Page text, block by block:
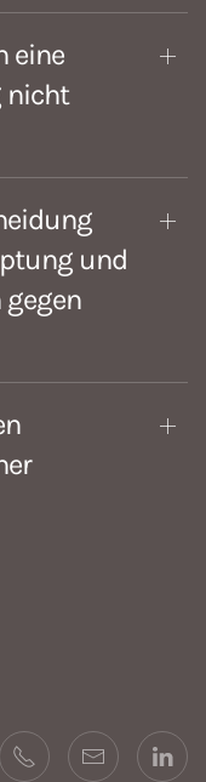
eine
nicht
und